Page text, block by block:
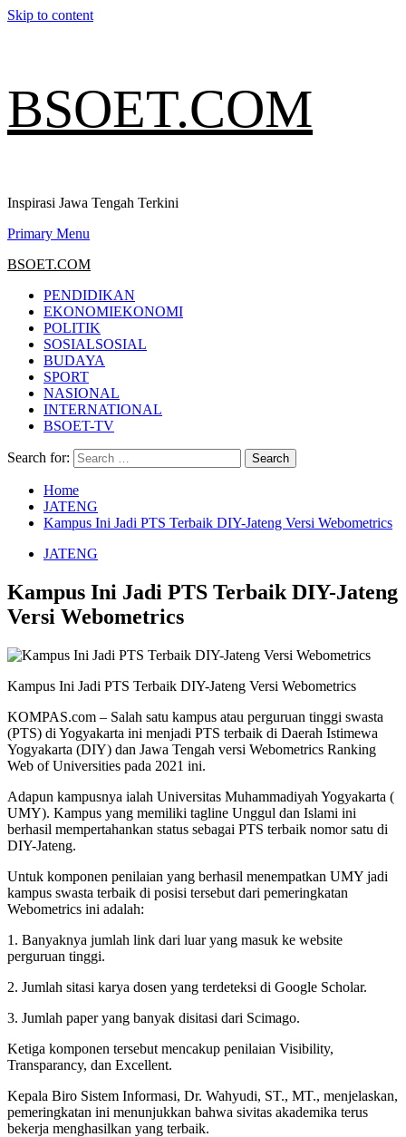
Skip to content
BSOET.COM
Inspirasi Jawa Tengah Terkini
Primary Menu
BSOET.COM
PENDIDIKAN
EKONOMIEKONOMI
POLITIK
SOSIALSOSIAL
BUDAYA
SPORT
NASIONAL
INTERNATIONAL
BSOET-TV
Search for:
Home
JATENG
Kampus Ini Jadi PTS Terbaik DIY-Jateng Versi Webometrics
JATENG
Kampus Ini Jadi PTS Terbaik DIY-Jateng
Versi Webometrics
Kampus Ini Jadi PTS Terbaik DIY-Jateng Versi Webometrics
KOMPAS.com – Salah satu kampus atau perguruan tinggi swasta
(PTS) di Yogyakarta ini menjadi PTS terbaik di Daerah Istimewa
Yogyakarta (DIY) dan Jawa Tengah versi Webometrics Ranking
Web of Universities pada 2021 ini.
Adapun kampusnya ialah Universitas Muhammadiyah Yogyakarta (
UMY). Kampus yang memiliki tagline Unggul dan Islami ini
berhasil mempertahankan status sebagai PTS terbaik nomor satu di
DIY-Jateng.
Untuk komponen penilaian yang berhasil menempatkan UMY jadi
kampus swasta terbaik di posisi tersebut dari pemeringkatan
Webometrics ini adalah:
1. Banyaknya jumlah link dari luar yang masuk ke website
perguruan tinggi.
2. Jumlah sitasi karya dosen yang terdeteksi di Google Scholar.
3. Jumlah paper yang banyak disitasi dari Scimago.
Ketiga komponen tersebut mencakup penilaian Visibility,
Transparancy, dan Excellent.
Kepala Biro Sistem Informasi, Dr. Wahyudi, ST., MT., menjelaskan,
pemeringkatan ini menunjukkan bahwa sivitas akademika terus
bekerja menghasilkan yang terbaik.